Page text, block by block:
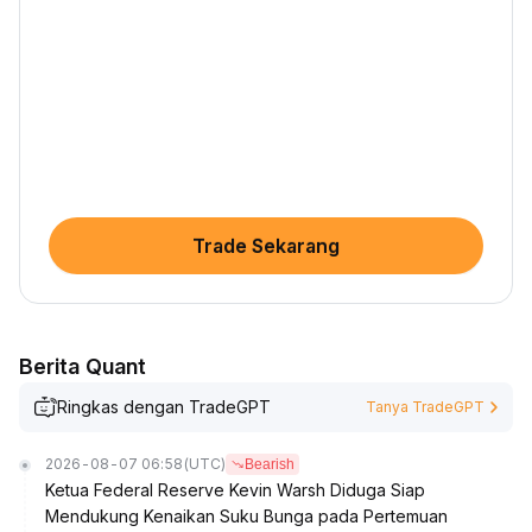
Trade Sekarang
Berita Quant
Ringkas dengan TradeGPT Tanya TradeGPT
2026-08-07 06:58 (UTC) Bearish
Ketua Federal Reserve Kevin Warsh Diduga Siap
Mendukung Kenaikan Suku Bunga pada Pertemuan